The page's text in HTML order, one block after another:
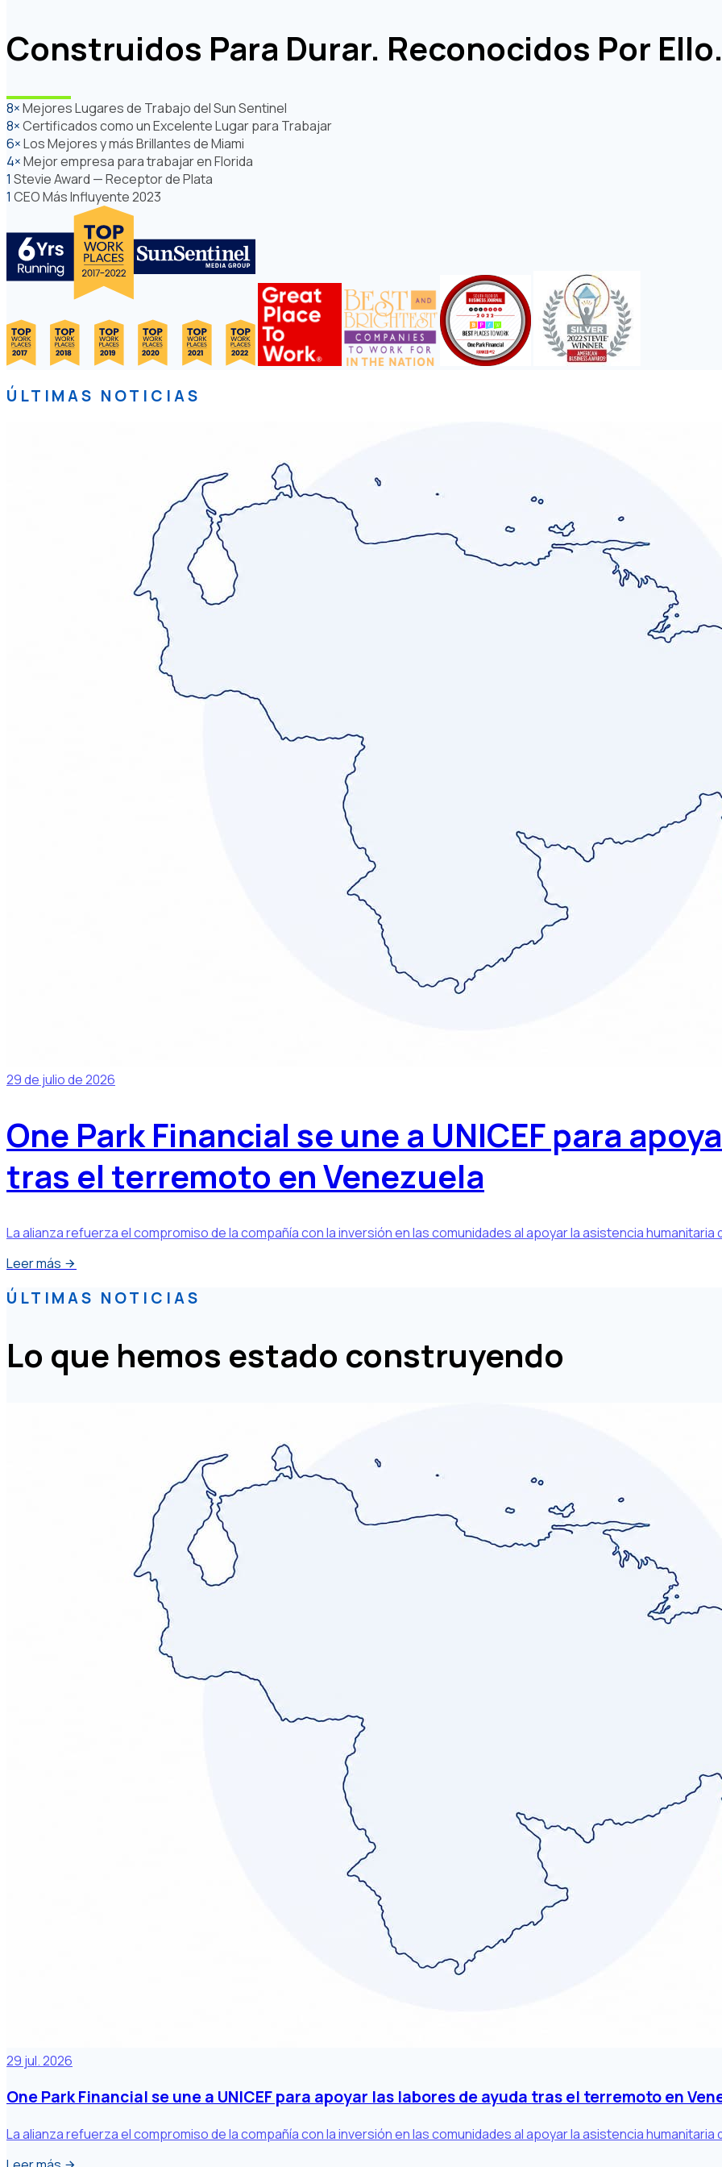
Construidos Para Durar. Reconocidos Por
8×Mejores Lugares de Trabajo del Sun Sentinel
8×Certificados como un Excelente Lugar para Trabajar
6×Los Mejores y más Brillantes de Miami
4×Mejor empresa para trabajar en Florida
1 Stevie Award — Receptor de Plata
1 CEO Más Influyente 2023
ÚLTIMAS NOTICIAS
29 de julio de 2026
One Park Financial se une a UNICEF para
tras el terremoto en Venezuela
La alianza refuerza el compromiso de la compañía con la inversión en las comunidades al apoyar la asistencia
Leer más
ÚLTIMAS NOTICIAS
Lo que hemos estado construyendo
29 jul. 2026
One Park Financial se une a UNICEF para apoyar las labores de ayuda tras el terremoto en
La alianza refuerza el compromiso de la compañía con la inversión en las comunidades al apoyar la asistencia humanitaria